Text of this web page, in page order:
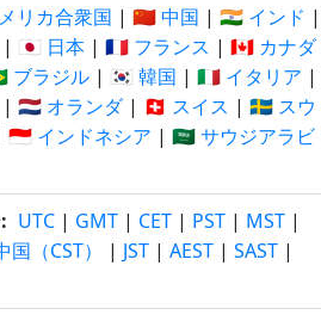
リカ合衆国 | 🇨🇳 中国 | 🇮🇳 インド |
| 🇯🇵 日本 | 🇫🇷 フランス | 🇨🇦 カナダ
ブラジル | 🇰🇷 韓国 | 🇮🇹 イタリア |
| 🇳🇱 オランダ| 🇨🇭 スイス | 🇸🇪 スウ
🇮🇩 インドネシア | 🇸🇦 サウジアラビ
: UTC | GMT | CET | PST | MST |
国（CST） | JST | AEST | SAST |